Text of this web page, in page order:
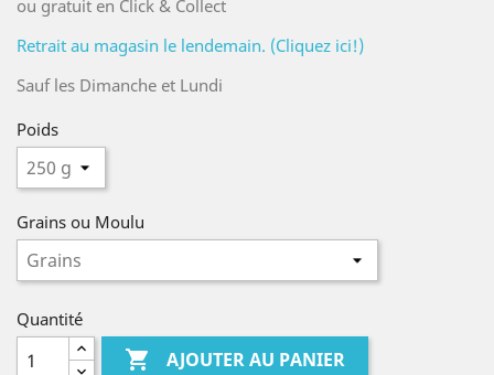
ou gratuit en Click & Collect
Retrait au magasin le lendemain. (Cliquez ici!)
Sauf les Dimanche et Lundi
Poids
Grains ou Moulu
Quantité
 AJOUTER AU PANIER